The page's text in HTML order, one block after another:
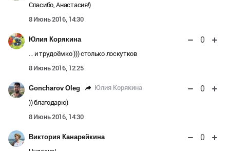
Спасибо, Анастасия!)
8 Июнь 2016, 14:30
Юлия Корякина 0
... и трудоёмко ))) столько лоскутков
8 Июнь 2016, 12:25
Goncharov Oleg Юлия Корякина 0
)) благодарю)
8 Июнь 2016, 14:30
Виктория Канарейкина 0